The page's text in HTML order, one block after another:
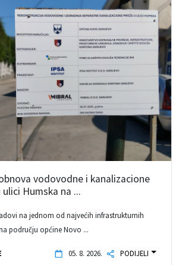
vodovodne i kanalizacione
ulici Humska na ...
na jednom od najvećih infrastrukturnih
području općine Novo ...
05. 8. 2026. PODIJELI